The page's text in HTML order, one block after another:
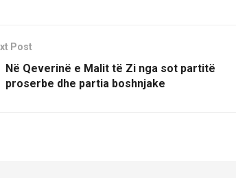
Post
Në Qeverinë e Malit të Zi nga sot partitë
proserbe dhe partia boshnjake